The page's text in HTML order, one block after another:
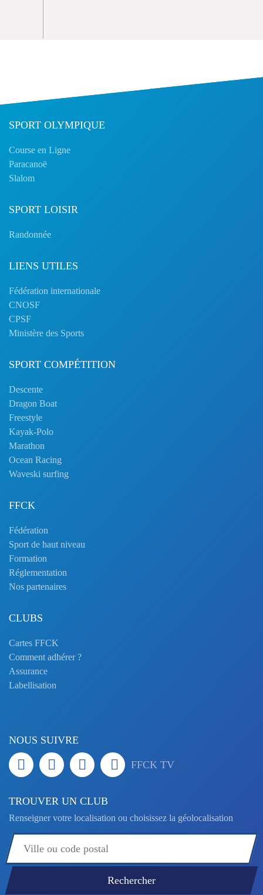
SPORT OLYMPIQUE
Course en Ligne
Paracanoë
Slalom
SPORT LOISIR
Randonnée
LIENS UTILES
Fédération internationale
CNOSF
CPSF
Ministère des Sports
SPORT COMPÉTITION
Descente
Dragon Boat
Freestyle
Kayak-Polo
Marathon
Ocean Racing
Waveski surfing
FFCK
Fédération
Sport de haut niveau
Formation
Réglementation
Nos partenaires
CLUBS
Cartes FFCK
Comment adhérer ?
Assurance
Labellisation
NOUS SUIVRE
FFCK TV
TROUVER UN CLUB
Renseigner votre localisation ou choisissez la géolocalisation